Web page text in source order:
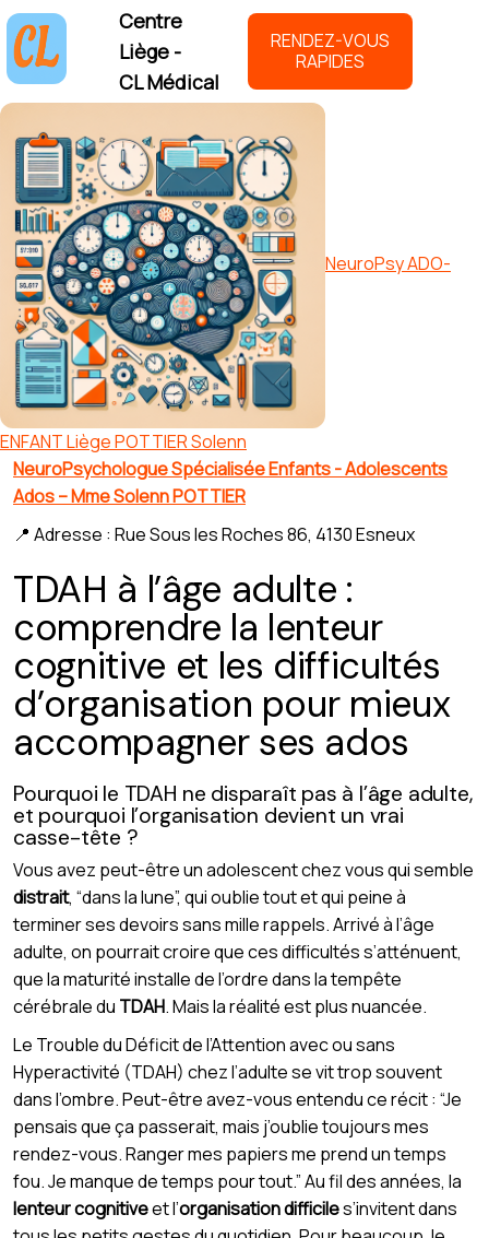
Centre
Liège -
CL Médical
RENDEZ-VOUS
RAPIDES
NeuroPsy ADO-
ENFANT Liège POTTIER Solenn
NeuroPsychologue Spécialisée Enfants - Adolescents
Ados – Mme Solenn POTTIER
📍 Adresse : Rue Sous les Roches 86, 4130 Esneux
TDAH à l’âge adulte :
comprendre la lenteur
cognitive et les difficultés
d’organisation pour mieux
accompagner ses ados
Pourquoi le TDAH ne disparaît pas à l’âge adulte,
et pourquoi l’organisation devient un vrai
casse-tête ?
Vous avez peut-être un adolescent chez vous qui semble
distrait, “dans la lune”, qui oublie tout et qui peine à
terminer ses devoirs sans mille rappels. Arrivé à l’âge
adulte, on pourrait croire que ces difficultés s’atténuent,
que la maturité installe de l’ordre dans la tempête
cérébrale du TDAH. Mais la réalité est plus nuancée.
Le Trouble du Déficit de l’Attention avec ou sans
Hyperactivité (TDAH) chez l’adulte se vit trop souvent
dans l’ombre. Peut-être avez-vous entendu ce récit : “Je
pensais que ça passerait, mais j’oublie toujours mes
rendez-vous. Ranger mes papiers me prend un temps
fou. Je manque de temps pour tout.” Au fil des années, la
lenteur cognitiveet l’organisation difficiles’invitent dans